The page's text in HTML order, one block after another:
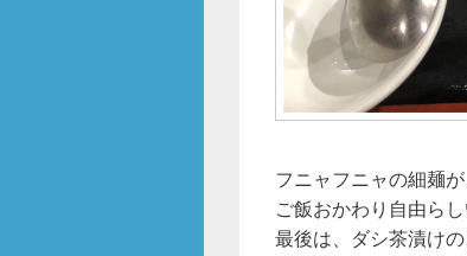
フニャフニャの細麺が
ご飯おかわり自由ら
最後は、ダシ茶漬けの